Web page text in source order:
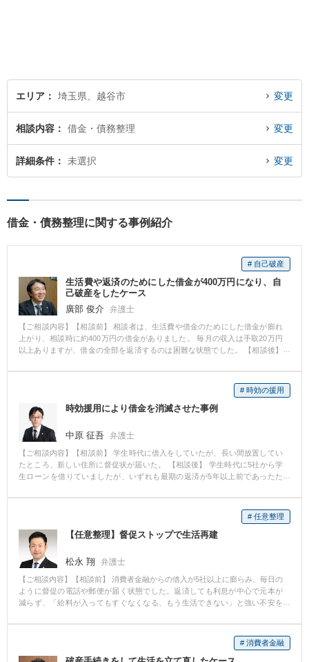
エリア 埼玉県、越谷市 変更
相談内容 借金・債務整理 変更
詳細条件 未選択 変更
借金・債務整理に関する事例紹介
# 自己破産
生活費や返済のためにした借金が400万円になり、自
己破産をしたケース
廣部 俊介 弁護士
【ご相談内容】【相談前】 相談者は、生活費や借金のためにした借金が膨れ
上がり、相談時に約400万円の借金がありました。 毎月の収入は手取20万円
以上ありますが、借金の全部を返済するのは困難な状態でした。 【相談後】
認められました。 【コメント】 収入が一定程度あっても,借金が数百万円にな
ってしまうと全部を支払うのは相当困難です。 経済的に1からやり直すために
は自己破産手続をした方が良い場合が多いです。 通常は半年から1年以内に破
産手続を終えることができます。
# 時効の援用
時効援用により借金を消滅させた事例
中原 征吾 弁護士
【ご相談内容】【相談前】 学生時代に借入をしていたが、長い間放置してい
たところ、新しい住所に督促状が届いた。 【相談後】 学生時代に5社から学
生ローンを借りていましたが、いずれも最期の返済が5年以上前であったた
たところ、突如債権者から督促状や訴訟提起により、慌ててご相談に来られ
た方は少なくありません。消費者金融からの借入れは最後の返済から5年で時
効となりますので、長期間、支払を滞納している方は一度ご相談いただけれ
ばと思います。この時、業者の「少しで良いから支払って欲しい」という言
葉に惑わされてはいけません。たとえわずかでも支払ってしまうと時効が認
められないこともありますので、先にご相談ください。 また、業者からの連
絡はないけれども、昔の借金が気になるという方もお気軽にご相談くださ
い。
# 任意整理
【任意整理】督促ストップで生活再建
松永 翔 弁護士
【ご相談内容】【相談前】 消費者金融からの借入が5社以上に膨らみ、毎日の
ように督促の電話や郵便が届く状態でした。返済しても利息が中心で元本が
減らず、「給料が入ってもすぐなくなる、もう生活できない」と強い不安を
【相談後】 弁護士が受任通知を各社に送付したことで、即日督促が完全にス
トップ。依頼者さまはまず精神的な安堵を得られました。その後、任意整理
により将来利息をカットし、残債務を5年で完済できる現実的な返済プランを
# 消費者金融